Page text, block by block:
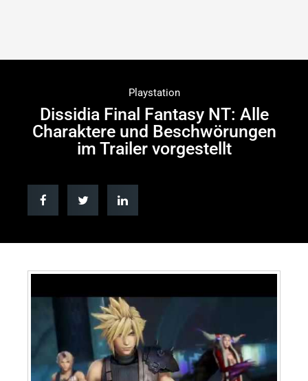
Playstation
Dissidia Final Fantasy NT: Alle
Charaktere und Beschwörungen
im Trailer vorgestellt